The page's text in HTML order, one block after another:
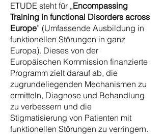
ETUDE steht für „Encompassing
Training in functional Disorders across
Europe” (Umfassende Ausbildung in
funktionellen Störungen in ganz
Europa). Dieses von der
Europäischen Kommission finanzierte
Programm zielt darauf ab, die
zugrundeliegenden Mechanismen zu
ermitteln, Diagnose und Behandlung
zu verbessern und die
Stigmatisierung von Patienten mit
funktionellen Störungen zu verringern.